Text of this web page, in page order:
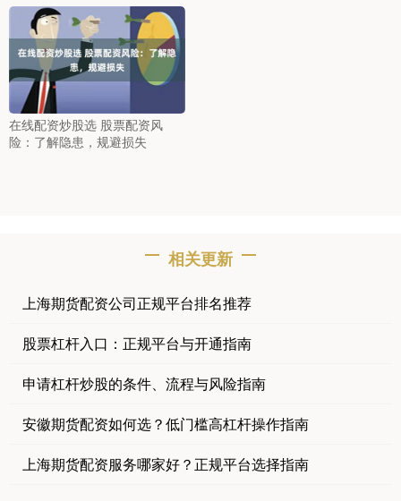
在线配资炒股选 股票配资风
险：了解隐患，规避损失
相关更新
上海期货配资公司正规平台排名推荐
股票杠杆入口：正规平台与开通指南
申请杠杆炒股的条件、流程与风险指南
安徽期货配资如何选？低门槛高杠杆操作指南
上海期货配资服务哪家好？正规平台选择指南